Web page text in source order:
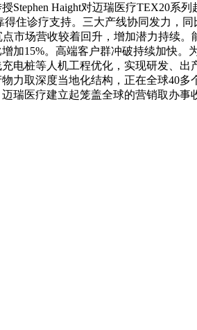
Haight对迈瑞医疗TEX20系
住诊疗支持。三大产线协同发力，
市场营收较着回升，增加潜力持续
15%。高端客户群冲破持续加快。
电桩等人机工程优化，实现研发、
取深度当地化结构，正在全球40多
医疗建立起笼盖全球的营销取办事